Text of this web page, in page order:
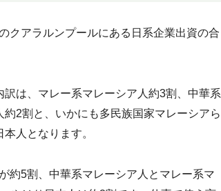
クアラルンプールにある日系企業出資の合
は、マレー系マレーシア人約3割、中華系
2割と、いかにも多民族国家マレーシアら
人となります。
約5割、中華系マレーシア人とマレー系マ